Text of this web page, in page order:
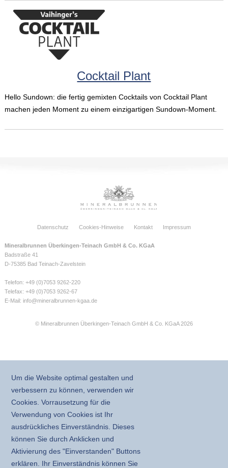
Cocktail Plant
Hello Sundown: die fertig gemixten Cocktails von Cocktail Plant
machen jeden Moment zu einem einzigartigen Sundown-Moment.
Datenschutz Cookies-Hinweise Kontakt Impressum
Mineralbrunnen Überkingen-Teinach GmbH & Co. KGaA
Badstraße 41
D-75385 Bad Teinach-Zavelstein
Telefon: +49 (0)7053 9262-220
Telefax: +49 (0)7053 9262-67
E-Mail: info@mineralbrunnen-kgaa.de
© Mineralbrunnen Überkingen-Teinach GmbH & Co. KGaA 2026
Um die Website optimal gestalten und
verbessern zu können, verwenden wir
Cookies. Vorrausetzung für die
Verwendung von Cookies ist Ihr
ausdrückliches Einverständnis. Dieses
können Sie durch Anklicken und
Aktivierung des "Einverstanden" Buttons
erklären. Ihr Einverständnis können Sie